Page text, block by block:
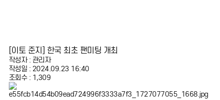
[이토 준지] 한국 최초 팬미팅 개최
작성자 : 관리자
작성일 : 2024.09.23 16:40
조회수 : 1,309